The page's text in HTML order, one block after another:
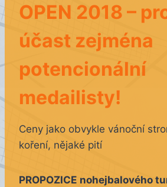
OPEN 2018 –
účast zejména
potencionální
medailisty!
Ceny jako obvykle vánoční
koření, nějaké pití
PROPOZICE nohejbalového